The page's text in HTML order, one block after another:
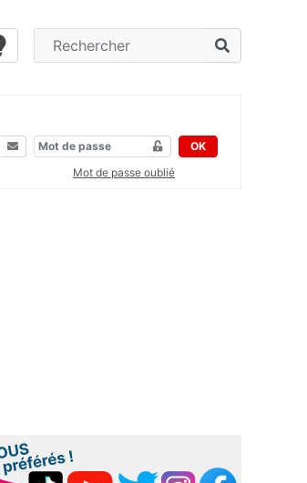
OK
Mot de passe oublié